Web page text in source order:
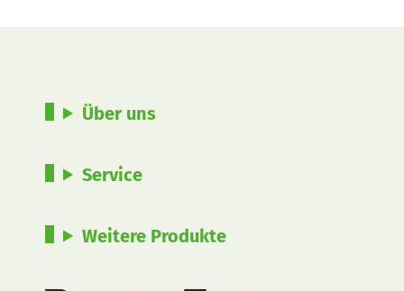
Über uns
Service
Weitere Produkte